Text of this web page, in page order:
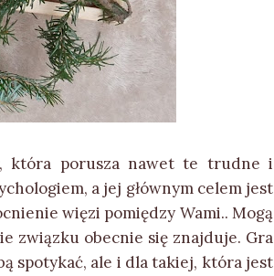
która porusza nawet te trudne i
a jej głównym celem jest
więzi pomiędzy Wami.. Mogą
związku obecnie się znajduje. Gra
spotykać, ale i dla takiej, która jest